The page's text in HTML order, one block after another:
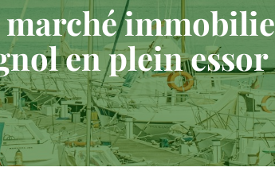
en plein essor